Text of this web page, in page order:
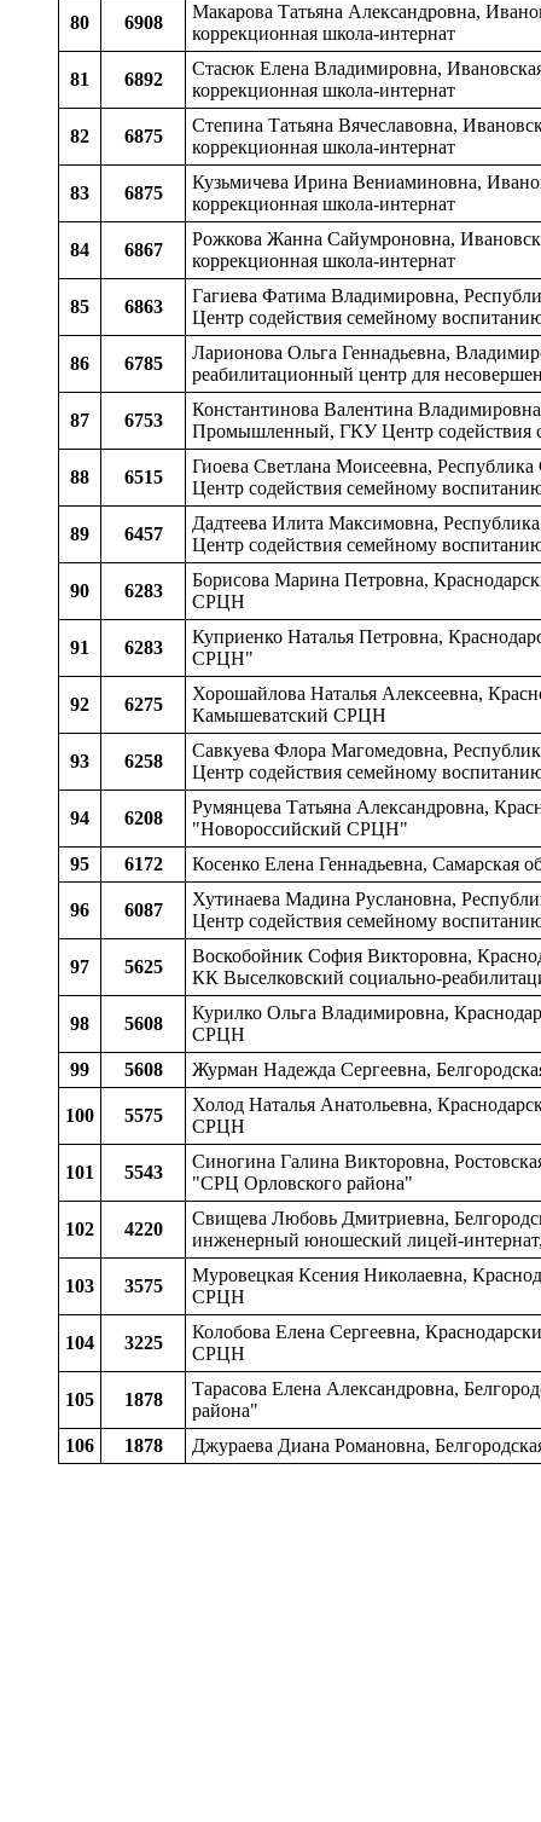
80 6908
Макарова Татьяна Александровна,
коррекционная школа-интернат
81 6892
Стасюк Елена Владимировна,
коррекционная школа-интернат
82 6875
Степина Татьяна Вячеславовна,
коррекционная школа-интернат
83 6875
Кузьмичева Ирина Вениаминовна,
коррекционная школа-интернат
84 6867
Рожкова Жанна Сайумроновна,
коррекционная школа-интернат
85 6863
Гагиева Фатима Владимировна,
Центр содействия семейному
86 6785
Ларионова Ольга Геннадьевна,
реабилитационный центр для
87 6753
Константинова Валентина
Промышленный, ГКУ Центр
88 6515
Гиоева Светлана Моисеевна,
Центр содействия семейному
89 6457
Дадтеева Илита Максимовна,
Центр содействия семейному
90 6283
Борисова Марина Петровна,
СРЦН
91 6283
Куприенко Наталья Петровна,
СРЦН"
92 6275
Хорошайлова Наталья Алексеевна,
Камышеватский СРЦН
93 6258
Савкуева Флора Магомедовна,
Центр содействия семейному
94 6208
Румянцева Татьяна Александровна,
"Новороссийский СРЦН"
95
6172 Косенко Елена Геннадьевна,
96 6087
Хутинаева Мадина Руслановна,
Центр содействия семейному
97 5625
Воскобойник София Викторовна,
КК Выселковский социально-
98 5608
Курилко Ольга Владимировна,
СРЦН
99
5608 Журман Надежда Сергеевна,
100 5575
Холод Наталья Анатольевна,
СРЦН
101 5543
Синогина Галина Викторовна,
"СРЦ Орловского района"
102 4220
Свищева Любовь Дмитриевна,
инженерный юношеский лицей-
103 3575
Муровецкая Ксения Николаевна,
СРЦН
104 3225
Колобова Елена Сергеевна,
СРЦН
105 1878
Тарасова Елена Александровна,
района"
106
1878 Джураева Диана Романовна,